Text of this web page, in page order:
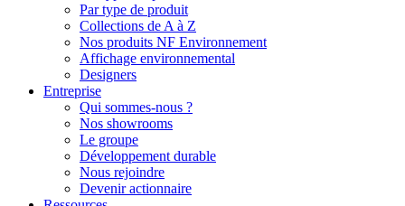
Par type de produit
Collections de A à Z
Nos produits NF Environnement
Affichage environnemental
Designers
Entreprise
Qui sommes-nous ?
Nos showrooms
Le groupe
Développement durable
Nous rejoindre
Devenir actionnaire